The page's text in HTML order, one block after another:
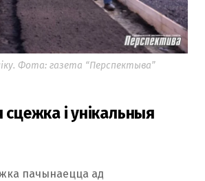
Фота: газета “Перспектыва”
сцежка і унікальныя
пачынаецца ад